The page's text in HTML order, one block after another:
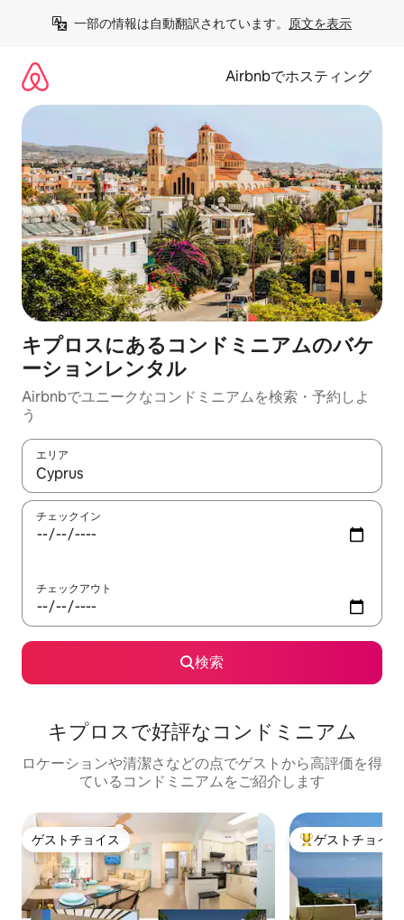
一部の情報は自動翻訳されています。 原文を表示
Airbnbでホスティング
キプロスにあるコンドミニアムのバケ
ーションレンタル
Airbnbでユニークなコンドミニアムを検索・予約しよ
う
エリア
検索結果が表示されたら、上下の矢印キーを使って移動するか
チェックイン
チェックアウト
検索
キプロスで好評なコンドミニアム
ロケーションや清潔さなどの点でゲストから高評価を得
ているコンドミニアムをご紹介します
ゲストチョイス
ゲストチョイス 大好評のゲスト
ゲストチョイス